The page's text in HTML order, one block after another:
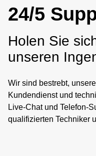
24/5
Holen Sie
unseren
Wir sind bestrebt,
Kundendienst und
Live-Chat und Telefon-
qualifizierten Techniker